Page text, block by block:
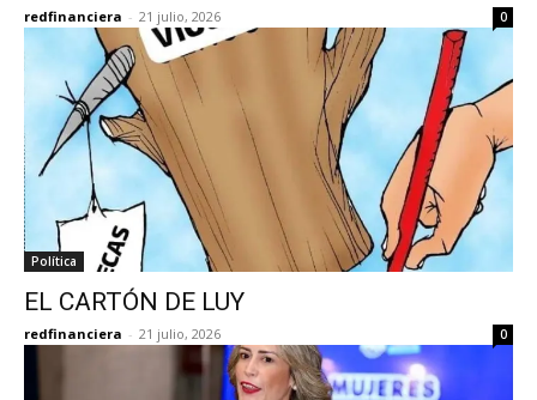
redfinanciera - 21 julio, 2026 0
Política
EL CARTÓN DE LUY
redfinanciera - 21 julio, 2026 0